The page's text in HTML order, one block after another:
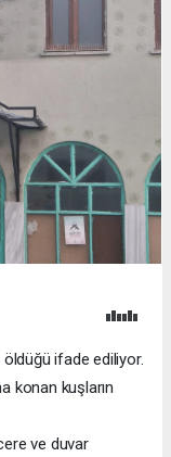
ifade ediliyor.
konan kuşların
ve duvar